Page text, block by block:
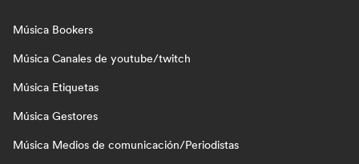
Música Bookers
Música Canales de youtube/twitch
Música Etiquetas
Música Gestores
Música Medios de comunicación/Periodistas